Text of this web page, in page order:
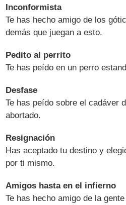
Inconformista
Te has hecho amigo de los
demás que juegan a esto.
Pedito al perrito
Te has peído en un perro
Desfase
Te has peído sobre el cadáver
abortado.
Resignación
Has aceptado tu destino y
por ti mismo.
Amigos hasta en el infierno
Te has hecho amigo de la